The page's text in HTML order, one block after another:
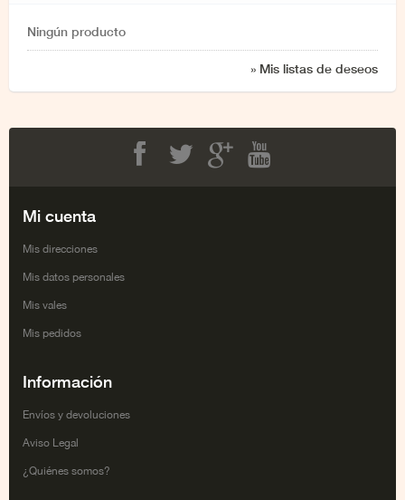
Ningún producto
» Mis listas de deseos
Mi cuenta
Mis direcciones
Mis datos personales
Mis vales
Mis pedidos
Información
Envíos y devoluciones
Aviso Legal
¿Quiénes somos?